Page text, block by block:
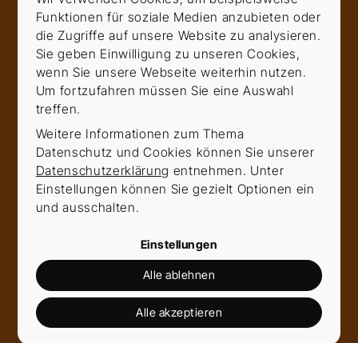
Vorname*
Nachname
E-Mail*
Telefon
Funktionen für soziale Medien anzubieten oder
die Zugriffe auf unsere Website zu analysieren.
Sie geben Einwilligung zu unseren Cookies,
wenn Sie unsere Webseite weiterhin nutzen.
Um fortzufahren müssen Sie eine Auswahl
treffen.
Weitere Informationen zum Thema
Datenschutz und Cookies können Sie unserer
Datenschutzerklärung entnehmen. Unter
Einstellungen können Sie gezielt Optionen ein
und ausschalten.
Einstellungen
Alle ablehnen
Alle akzeptieren